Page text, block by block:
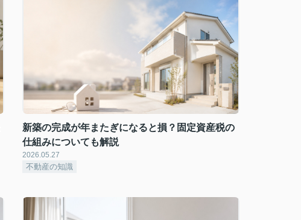
新築の完成が年またぎになると損？固定資産税の
仕組みについても解説
2026.05.27
不動産の知識